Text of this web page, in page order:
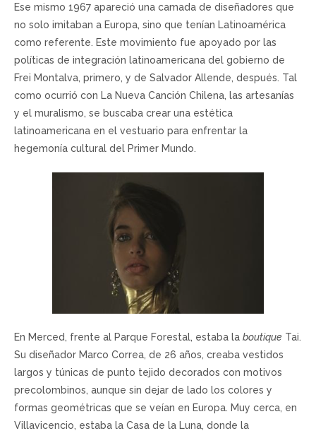
Ese mismo 1967 apareció una camada de diseñadores que
no solo imitaban a Europa, sino que tenían Latinoamérica
como referente. Este movimiento fue apoyado por las
políticas de integración latinoamericana del gobierno de
Frei Montalva, primero, y de Salvador Allende, después. Tal
como ocurrió con La Nueva Canción Chilena, las artesanías
y el muralismo, se buscaba crear una estética
latinoamericana en el vestuario para enfrentar la
hegemonía cultural del Primer Mundo.
En Merced, frente al Parque Forestal, estaba la boutique Tai.
Su diseñador Marco Correa, de 26 años, creaba vestidos
largos y túnicas de punto tejido decorados con motivos
precolombinos, aunque sin dejar de lado los colores y
formas geométricas que se veían en Europa. Muy cerca, en
Villavicencio, estaba la Casa de la Luna, donde la